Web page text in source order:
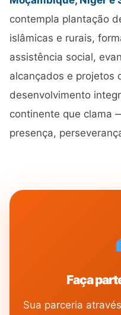
contempla plantação
islâmicas e rurais,
assistência social,
alcançados e projetos
desenvolvimento
continente que clama
presença,
Faça
Sua parceria
Quero ser missionário
Como ser um promotor?